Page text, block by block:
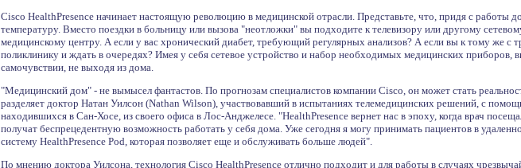
Cisco HealthPresence начинает настоящую революцию в медицинской отрасли. Представьте, что, придя с работы
температуру. Вместо поездки в больницу или вызова "неотложки" вы подходите к телевизору или другому
медицинскому центру. А если у вас хронический диабет, требующий регулярных анализов? А если вы к тому же с
поликлинику и ждать в очередях? Имея у себя сетевое устройство и набор необходимых медицинских приборов,
самочувствии, не выходя из дома.
"Медицинский дом" - не вымысел фантастов. По прогнозам специалистов компании Cisco, он может стать
разделяет доктор Натан Уилсон (Nathan Wilson), участвовавший в испытаниях телемедицинских решений, с
находившихся в Сан-Хосе, из своего офиса в Лос-Анджелесе. "HealthPresence вернет нас в эпоху, когда врач
получат беспрецедентную возможность работать у себя дома. Уже сегодня я могу принимать пациентов в
систему HealthPresence Pod, которая позволяет еще и обслуживать больше людей".
По мнению доктора Уилсона, технология Cisco HealthPresence отлично подходит и для работы в случаях